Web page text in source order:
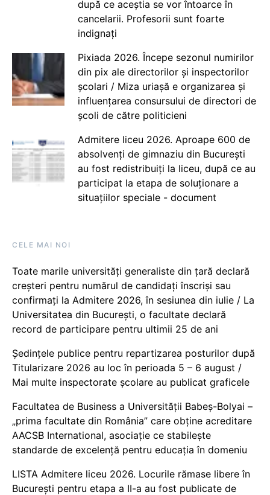
după ce aceștia se vor întoarce în
cancelarii. Profesorii sunt foarte
indignați
Pixiada 2026. Începe sezonul numirilor
din pix ale directorilor și inspectorilor
școlari / Miza uriașă e organizarea și
influențarea consursului de directori de
școli de către politicieni
Admitere liceu 2026. Aproape 600 de
absolvenți de gimnaziu din București
au fost redistribuiți la liceu, după ce au
participat la etapa de soluționare a
situațiilor speciale - document
CELE MAI NOI
Toate marile universități generaliste din țară declară
creșteri pentru numărul de candidați înscriși sau
confirmați la Admitere 2026, în sesiunea din iulie / La
Universitatea din București, o facultate declară
record de participare pentru ultimii 25 de ani
Ședințele publice pentru repartizarea posturilor după
Titularizare 2026 au loc în perioada 5 – 6 august /
Mai multe inspectorate școlare au publicat graficele
Facultatea de Business a Universității Babeș-Bolyai –
„prima facultate din România” care obține acreditare
AACSB International, asociație ce stabilește
standarde de excelență pentru educația în domeniu
LISTA Admitere liceu 2026. Locurile rămase libere în
București pentru etapa a II-a au fost publicate de